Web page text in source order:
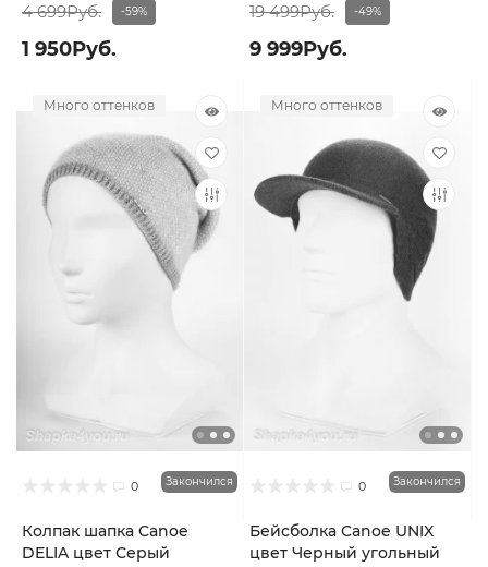
4 699Руб. -59%
1 950Руб.
19 499Руб. -49%
9 999Руб.
Много оттенков
0 Закончился
Колпак шапка Canoe
DELIA цвет Серый
Много оттенков
0 Закончился
Бейсболка Canoe UNIX
цвет Черный угольный